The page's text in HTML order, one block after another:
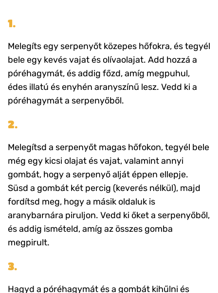
1.
Melegíts egy serpenyőt közepes hőfokra, és tegyél
bele egy kevés vajat és olívaolajat. Add hozzá a
póréhagymát, és addig főzd, amíg megpuhul,
édes illatú és enyhén aranyszínű lesz. Vedd ki a
póréhagymát a serpenyőből.
2.
Melegítsd a serpenyőt magas hőfokon, tegyél bele
még egy kicsi olajat és vajat, valamint annyi
gombát, hogy a serpenyő alját éppen ellepje.
Süsd a gombát két percig (keverés nélkül), majd
fordítsd meg, hogy a másik oldaluk is
aranybarnára piruljon. Vedd ki őket a serpenyőből,
és addig ismételd, amíg az összes gomba
megpirult.
3.
Hagyd a póréhagymát és a gombát kihűlni és